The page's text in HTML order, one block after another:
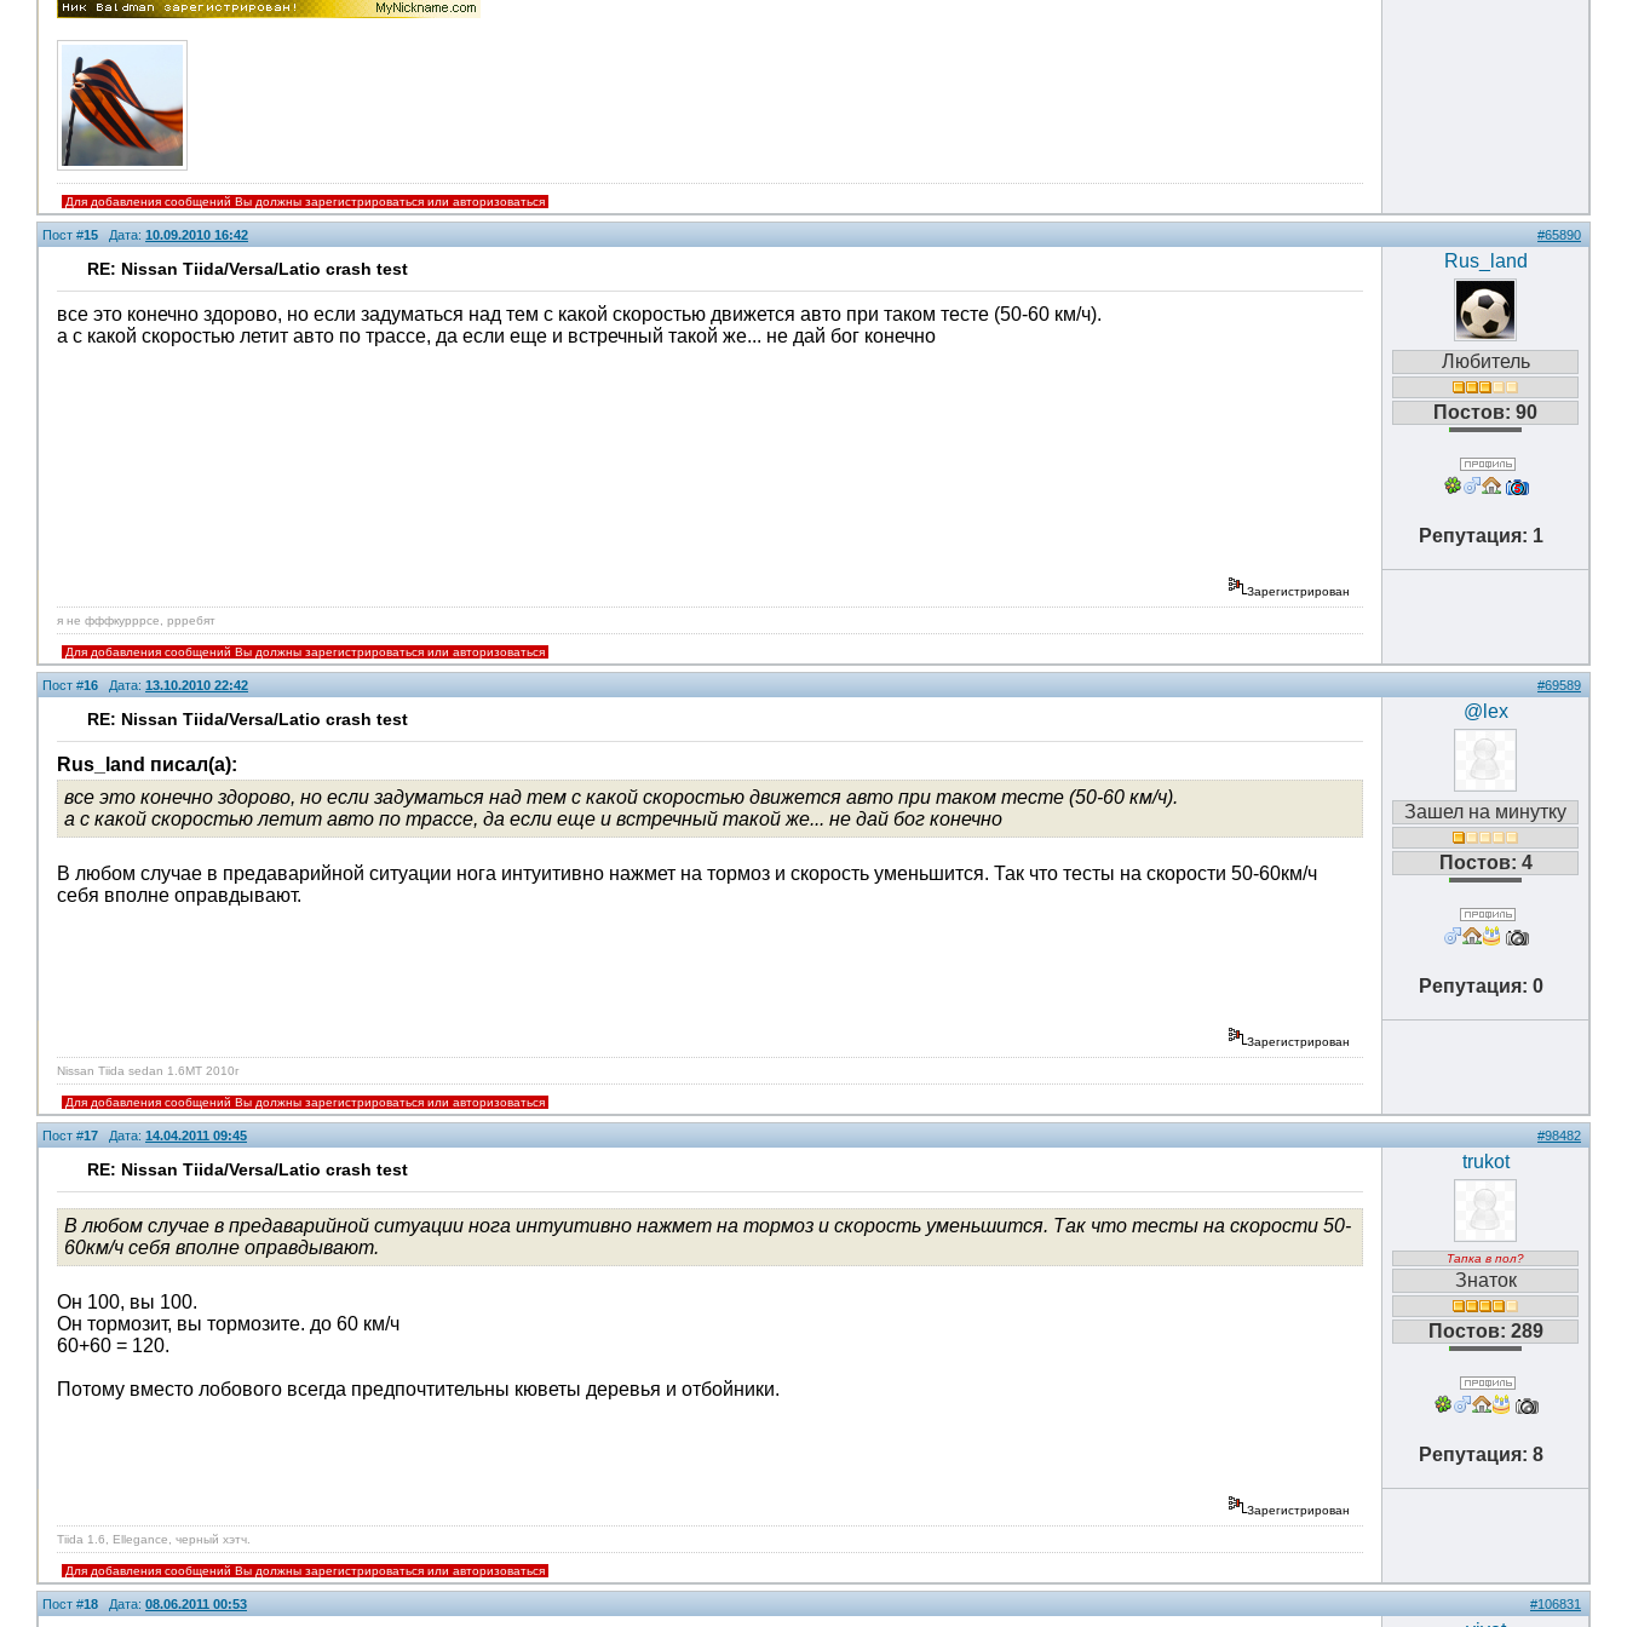
Для добавления сообщений Вы должны зарегистрироваться или авторизоваться
Пост #15 Дата: 10.09.2010 16:42 #65890
RE: Nissan Tiida/Versa/Latio crash test
все это конечно здорово, но если задуматься над тем с какой скоростью движется авто при таком тесте (50-60 км/ч).
а с какой скоростью летит авто по трассе, да если еще и встречный такой же... не дай бог конечно
Rus_land
Любитель
Постов: 90
Репутация: 1
Зарегистрирован
я не фффкурррсе, ррребят
Для добавления сообщений Вы должны зарегистрироваться или авторизоваться
Пост #16 Дата: 13.10.2010 22:42 #69589
RE: Nissan Tiida/Versa/Latio crash test
Rus_land писал(а):
все это конечно здорово, но если задуматься над тем с какой скоростью движется авто при таком тесте (50-60 км/ч).
а с какой скоростью летит авто по трассе, да если еще и встречный такой же... не дай бог конечно
В любом случае в предаварийной ситуации нога интуитивно нажмет на тормоз и скорость уменьшится. Так что тесты на скорости 50-60км/ч
себя вполне оправдывают.
@lex
Зашел на минутку
Постов: 4
Репутация: 0
Зарегистрирован
Nissan Tiida sedan 1.6MT 2010г
Для добавления сообщений Вы должны зарегистрироваться или авторизоваться
Пост #17 Дата: 14.04.2011 09:45 #98482
RE: Nissan Tiida/Versa/Latio crash test
В любом случае в предаварийной ситуации нога интуитивно нажмет на тормоз и скорость уменьшится. Так что тесты на скорости 50-
60км/ч себя вполне оправдывают.
Он 100, вы 100.
Он тормозит, вы тормозите. до 60 км/ч
60+60 = 120.
Потому вместо лобового всегда предпочтительны кюветы деревья и отбойники.
trukot
Тапка в пол?
Знаток
Постов: 289
Репутация: 8
Зарегистрирован
Tiida 1.6, Ellegance, черный хэтч.
Для добавления сообщений Вы должны зарегистрироваться или авторизоваться
Пост #18 Дата: 08.06.2011 00:53 #106831